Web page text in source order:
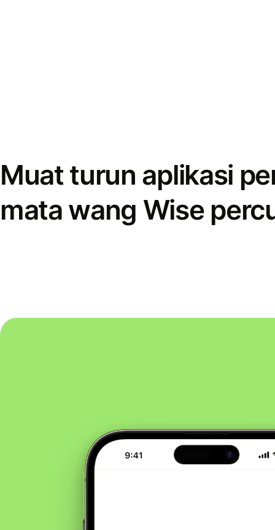
Muat turun aplikasi
mata wang Wise